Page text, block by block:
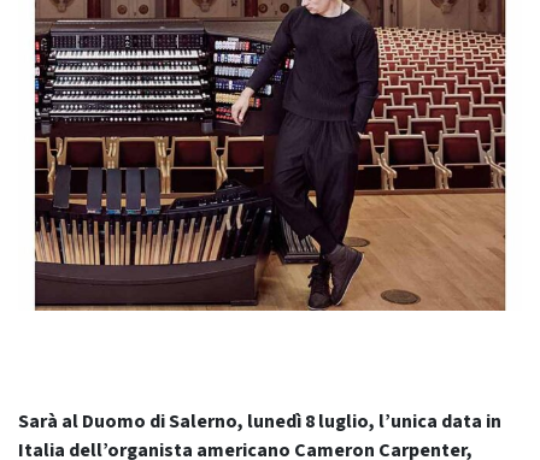
Sarà al Duomo di Salerno, lunedì 8 luglio, l’unica data in
Italia dell’organista americano Cameron Carpenter,